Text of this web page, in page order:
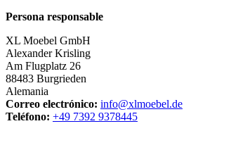
Persona responsable
XL Moebel GmbH
Alexander Krisling
Am Flugplatz 26
88483 Burgrieden
Alemania
Correo electrónico: info@xlmoebel.de
Teléfono: +49 7392 9378445